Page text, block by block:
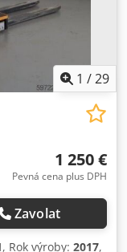
1 /29
1 250 €
Pevná cena plus DPH
Zavolat
, Rok výroby: 2017,